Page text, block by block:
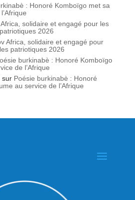
: Honoré Komboïgo met sa
solidaire et engagé pour les
2026
Africa, solidaire et engagé pour
patriotiques 2026
burkinabè : Honoré Komboïgo
de l’Afrique
sur Poésie burkinabè : Honoré
au service de l’Afrique